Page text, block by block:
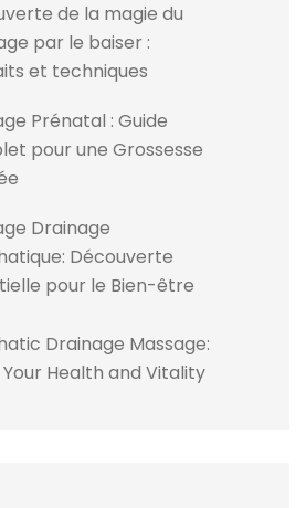
de la magie du
par le baiser :
et techniques
Prénatal : Guide
pour une Grossesse
Drainage
Découverte
pour le Bien-être
Drainage Massage:
Health and Vitality